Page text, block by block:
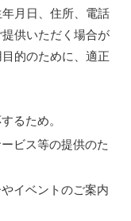
月日、住所、電話
供いただく場合が
的のために、適正
るため。
ビス等の提供のた
イベントのご案内